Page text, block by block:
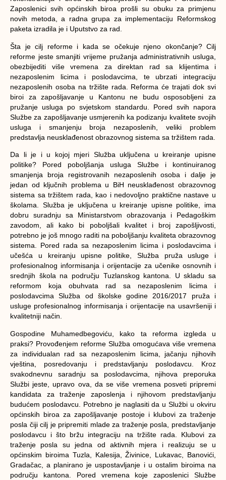
Zaposlenici svih općinskih biroa prošli su obuku za primjenu
novih metoda, a radna grupa za implementaciju Reformskog
paketa izradila je i Uputstvo za rad.
Šta je cilj reforme i kada se očekuje njeno okončanje? Cilj
reforme jeste smanjiti vrijeme pružanja administrativnih usluga,
obezbijediti više vremena za direktan rad sa klijentima i
nezaposlenim licima i poslodavcima, te ubrzati integraciju
nezaposlenih osoba na tržište rada. Reforma će trajati dok svi
biroi za zapošljavanje u Kantonu ne budu osposobljeni za
pružanje usluga po svjetskom standardu. Pored svih napora
Službe za zapošljavanje usmjerenih ka podizanju kvalitete svojih
usluga i smanjenju broja nezaposlenih, veliki problem
predstavlja neusklađenost obrazovnog sistema sa tržištem rada.
Da li je i u kojoj mjeri Služba uključena u kreiranje upisne
politike? Pored poboljšanja usluga Službe i kontinuiranog
smanjenja broja registrovanih nezaposlenih osoba i dalje je
jedan od ključnih problema u BiH neusklađenost obrazovnog
sistema sa tržištem rada, kao i nedovoljno praktične nastave u
školama. Služba je uključena u kreiranje upisne politike, ima
dobru suradnju sa Ministarstvom obrazovanja i Pedagoškim
zavodom, ali kako bi poboljšali kvalitet i broj zapošljivosti,
potrebno je još mnogo raditi na poboljšanju kvaliteta obrazovnog
sistema. Pored rada sa nezaposlenim licima i poslodavcima i
učešća u kreiranju upisne politike, Služba pruža usluge i
profesionalnog informisanja i orijentacije za učenike osnovnih i
srednjih škola na području Tuzlanskog kantona. U skladu sa
reformom koja obuhvata rad sa nezaposlenim licima i
poslodavcima Služba od školske godine 2016/2017 pruža i
usluge profesionalnog informisanja i orijentacije na usavršeniji i
kvalitetniji način.
Gospodine Muhamedbegoviću, kako ta reforma izgleda u
praksi? Provođenjem reforme Služba omogućava više vremena
za individualan rad sa nezaposlenim licima, jačanju njihovih
vještina, posredovanju i predstavljanju poslodavcu. Kroz
svakodnevnu saradnju sa poslodavcima, njihova preporuka
Službi jeste, upravo ova, da se više vremena posveti pripremi
kandidata za traženje zaposlenja i njihovom predstavljanju
budućem poslodavcu. Potrebno je naglasiti da u Službi u okviru
općinskih biroa za zapošljavanje postoje i klubovi za traženje
posla čiji cilj je pripremiti mlade za traženje posla, predstavljanje
poslodavcu i što bržu integraciju na tržište rada. Klubovi za
traženje posla su jedna od aktivnih mjera i realizuju se u
općinskim biroima Tuzla, Kalesija, Živinice, Lukavac, Banovići,
Gradačac, a planirano je uspostavljanje i u ostalim biroima na
području kantona. Pored vremena koje zaposlenici Službe